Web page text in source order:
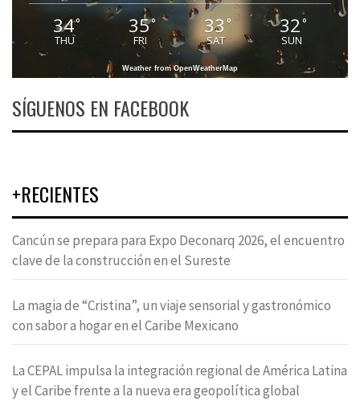
34°
THU
35°
FRI
33 °
SAT
32°
SUN
Weather from OpenWeatherMap
SÍGUENOS EN FACEBOOK
+RECIENTES
Cancún se prepara para Expo Deconarq 2026, el encuentro
clave de la construcción en el Sureste
La magia de “Cristina”, un viaje sensorial y gastronómico
con sabor a hogar en el Caribe Mexicano
La CEPAL impulsa la integración regional de América Latina
y el Caribe frente a la nueva era geopolítica global